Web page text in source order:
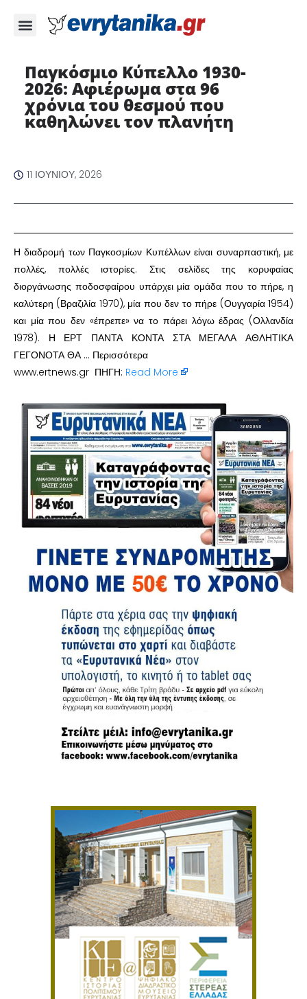
Παγκόσμιο Κύπελλο 1930-
2026: Αφιέρωμα στα 96
χρόνια του θεσμού που
καθηλώνει τον πλανήτη ​
11 ΙΟΥΝΊΟΥ, 2026
​Η διαδρομή των Παγκοσμίων Κυπέλλων είναι συναρπαστική, με
πολλές, πολλές ιστορίες. Στις σελίδες της κορυφαίας
διοργάνωσης ποδοσφαίρου υπάρχει μία ομάδα που το πήρε, η
καλύτερη (Βραζιλία 1970), μία που δεν το πήρε (Ουγγαρία 1954)
και μία που δεν «έπρεπε» να το πάρει λόγω έδρας (Ολλανδία
1978). Η ΕΡΤ ΠΑΝΤΑ ΚΟΝΤΑ ΣΤΑ ΜΕΓΑΛΑ ΑΘΛΗΤΙΚΑ
ΓΕΓΟΝΟΤΑ ΘΑ … Περισσότερα
www.ertnews.gr ΠΗΓΗ: Read More